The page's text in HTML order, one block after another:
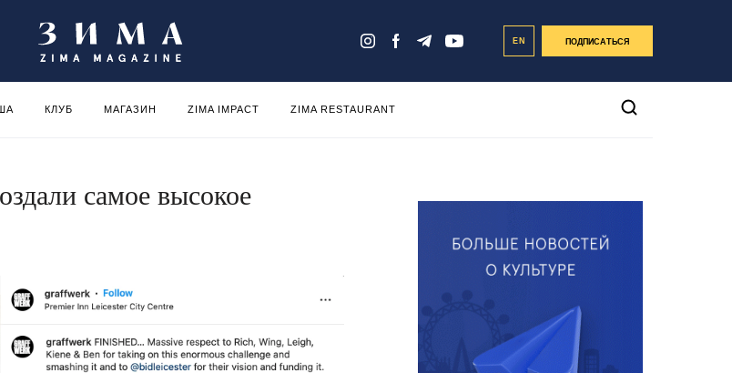
EN ПОДПИСАТЬСЯ
КЛУБ МАГАЗИН ZIMA IMPACT ZIMA RESTAURANT
самое высокое